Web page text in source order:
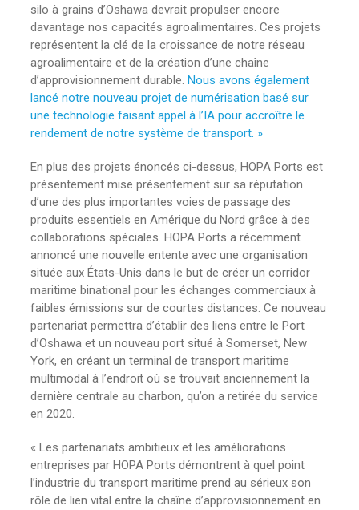
silo à grains d’Oshawa devrait propulser encore
davantage nos capacités agroalimentaires. Ces projets
représentent la clé de la croissance de notre réseau
agroalimentaire et de la création d’une chaîne
d’approvisionnement durable. Nous avons également
lancé notre nouveau projet de numérisation basé sur
une technologie faisant appel à l’IA pour accroître le
rendement de notre système de transport. »
En plus des projets énoncés ci-dessus, HOPA Ports est
présentement mise présentement sur sa réputation
d’une des plus importantes voies de passage des
produits essentiels en Amérique du Nord grâce à des
collaborations spéciales. HOPA Ports a récemment
annoncé une nouvelle entente avec une organisation
située aux États-Unis dans le but de créer un corridor
maritime binational pour les échanges commerciaux à
faibles émissions sur de courtes distances. Ce nouveau
partenariat permettra d’établir des liens entre le Port
d’Oshawa et un nouveau port situé à Somerset, New
York, en créant un terminal de transport maritime
multimodal à l’endroit où se trouvait anciennement la
dernière centrale au charbon, qu’on a retirée du service
en 2020.
« Les partenariats ambitieux et les améliorations
entreprises par HOPA Ports démontrent à quel point
l’industrie du transport maritime prend au sérieux son
rôle de lien vital entre la chaîne d’approvisionnement en